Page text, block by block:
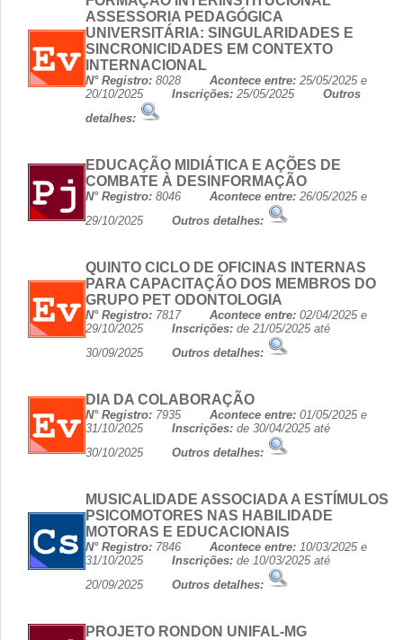
ASSESSORIA PEDAGÓGICA
UNIVERSITÁRIA: SINGULARIDADES E
SINCRONICIDADES EM CONTEXTO
INTERNACIONAL
N° Registro: 8028 Acontece entre: 25/05/2025 e
20/10/2025 Inscrições: 25/05/2025 Outros
detalhes:
EDUCAÇÃO MIDIÁTICA E AÇÕES DE
COMBATE À DESINFORMAÇÃO
N° Registro: 8046 Acontece entre: 26/05/2025 e
29/10/2025 Outros detalhes:
QUINTO CICLO DE OFICINAS INTERNAS
PARA CAPACITAÇÃO DOS MEMBROS DO
GRUPO PET ODONTOLOGIA
N° Registro: 7817 Acontece entre: 02/04/2025 e
29/10/2025 Inscrições: de 21/05/2025 até
30/09/2025 Outros detalhes:
DIA DA COLABORAÇÃO
N° Registro: 7935 Acontece entre: 01/05/2025 e
31/10/2025 Inscrições: de 30/04/2025 até
30/10/2025 Outros detalhes:
MUSICALIDADE ASSOCIADA A ESTÍMULOS
PSICOMOTORES NAS HABILIDADE
MOTORAS E EDUCACIONAIS
N° Registro: 7846 Acontece entre: 10/03/2025 e
31/10/2025 Inscrições: de 10/03/2025 até
20/09/2025 Outros detalhes:
PROJETO RONDON UNIFAL-MG